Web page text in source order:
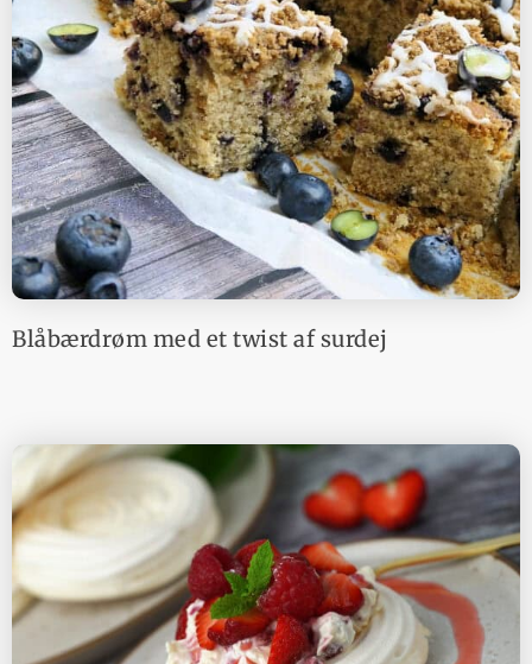
Blåbærdrøm med et twist af surdej